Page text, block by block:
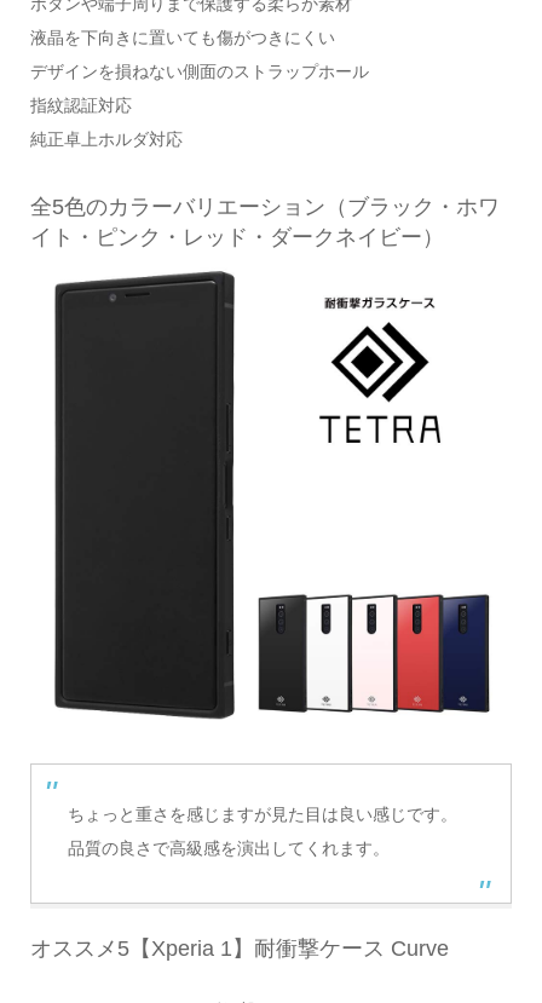
液晶を下向きに置いても傷がつきにくい
デザインを損ねない側面のストラップホール
指紋認証対応
純正卓上ホルダ対応
全5色のカラーバリエーション（ブラック・ホワ
イト・ピンク・レッド・ダークネイビー）
ちょっと重さを感じますが見た目は良い感じです。
品質の良さで高級感を演出してくれます。
オススメ5【Xperia 1】耐衝撃ケース Curve